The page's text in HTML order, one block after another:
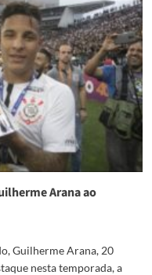
Arana ao
Guilherme Arana, 20
nesta temporada, a